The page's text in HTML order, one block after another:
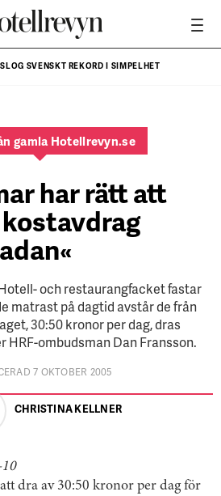
SVENSKT REKORD I SIMPELHET
gamla Hotellrevyn.se
har rätt att
och restaurangfacket fastar
matrast på dagtid avstår de från
30:50 kronor per dag, dras
HRF-ombudsman Dan Fransson.
7 OKTOBER 2005
CHRISTINA KELLNER
dra av 30:50 kronor per dag för